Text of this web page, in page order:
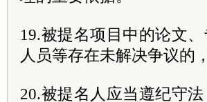
19.被提名项目中的论文
人员等存在未解决争议的
20.被提名人应当遵纪守